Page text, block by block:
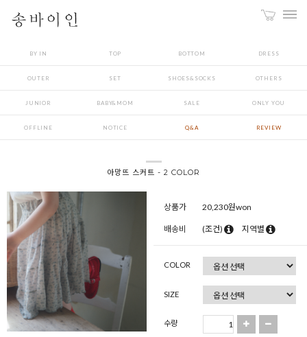
BY IN TOP BOTTOM DRESS
OUTER SET SHOES&SOCKS OTHERS
JUNIOR BABY&MOM SALE ONLY YOU
OFFLINE NOTICE Q&A REVIEW
아망뜨 스커트 - 2 COLOR
상품가 20,230원won
배송비 (조건) 지역별
COLOR
SIZE
수량